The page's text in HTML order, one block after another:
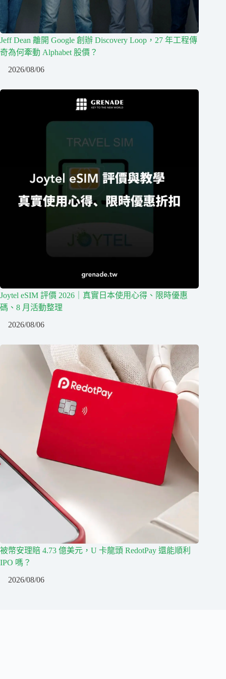
Jeff Dean 離開 Google 創辦 Discovery Loop，27 年工程傳
奇為何牽動 Alphabet 股價？
2026/08/06
Joytel eSIM 評價 2026｜真實日本使用心得、限時優惠
碼、8 月活動整理
2026/08/06
被幣安理賠 4.73 億美元，U 卡龍頭 RedotPay 還能順利
IPO 嗎？
2026/08/06